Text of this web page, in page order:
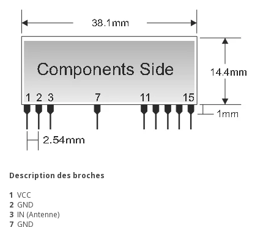
Description des broches
1 VCC
2 GND
3 IN (Antenne)
7 GND